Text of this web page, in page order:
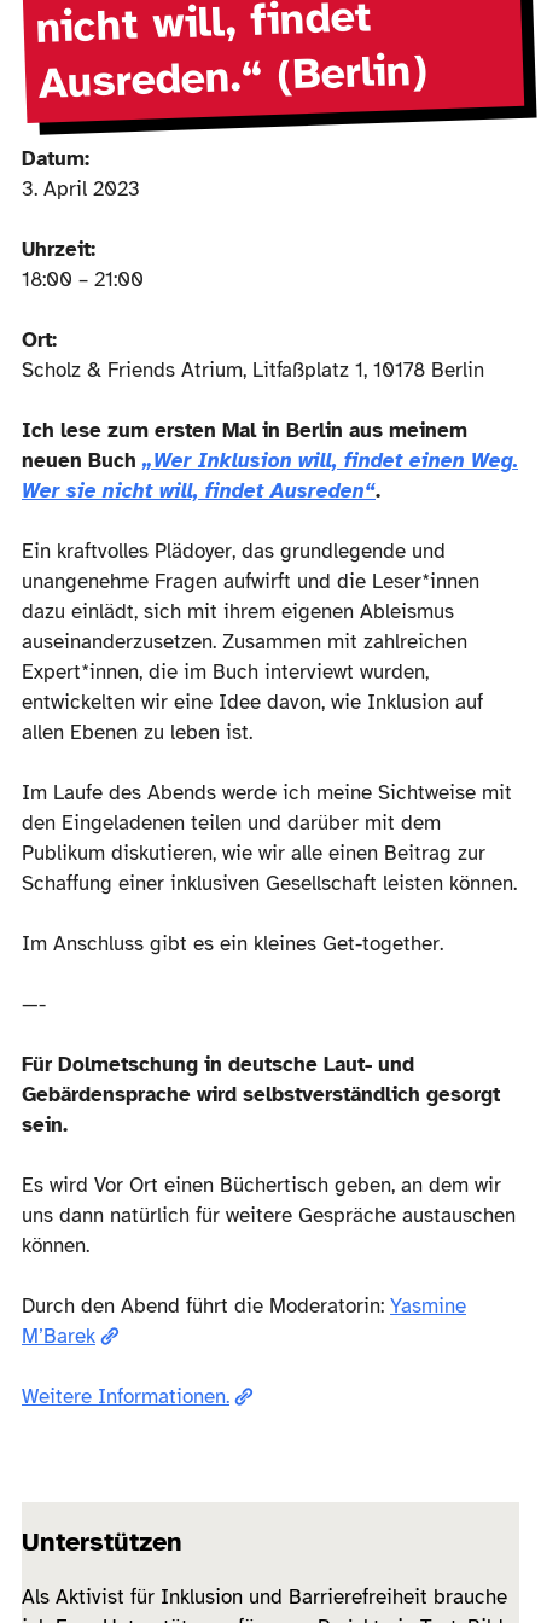
nicht will, findet
Ausreden.“ (Berlin)
Datum:
3. April 2023
Uhrzeit:
18:00 – 21:00
Ort:
Scholz & Friends Atrium, Litfaßplatz 1, 10178 Berlin
Ich lese zum ersten Mal in Berlin aus meinem
neuen Buch „Wer Inklusion will, findet einen Weg.
Wer sie nicht will, findet Ausreden“.
Ein kraftvolles Plädoyer, das grundlegende und
unangenehme Fragen aufwirft und die Leser*innen
dazu einlädt, sich mit ihrem eigenen Ableismus
auseinanderzusetzen. Zusammen mit zahlreichen
Expert*innen, die im Buch interviewt wurden,
entwickelten wir eine Idee davon, wie Inklusion auf
allen Ebenen zu leben ist.
Im Laufe des Abends werde ich meine Sichtweise mit
den Eingeladenen teilen und darüber mit dem
Publikum diskutieren, wie wir alle einen Beitrag zur
Schaffung einer inklusiven Gesellschaft leisten können.
Im Anschluss gibt es ein kleines Get-together.
—-
Für Dolmetschung in deutsche Laut- und
Gebärdensprache wird selbstverständlich gesorgt
sein.
Es wird Vor Ort einen Büchertisch geben, an dem wir
uns dann natürlich für weitere Gespräche austauschen
können.
Durch den Abend führt die Moderatorin: Yasmine
M’Barek
Weitere Informationen.
Unterstützen
Als Aktivist für Inklusion und Barrierefreiheit brauche